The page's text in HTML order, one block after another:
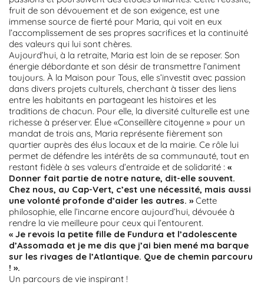
fruit de son dévouement et de son exigence, est une
immense source de fierté pour Maria, qui voit en eux
l’accomplissement de ses propres sacrifices et la continuité
des valeurs qui lui sont chères.
Aujourd’hui, à la retraite, Maria est loin de se reposer. Son
énergie débordante et son désir de transmettre l’animent
toujours. À la Maison pour Tous, elle s’investit avec passion
dans divers projets culturels, cherchant à tisser des liens
entre les habitants en partageant les histoires et les
traditions de chacun. Pour elle, la diversité culturelle est une
richesse à préserver. Élue «Conseillère citoyenne » pour un
mandat de trois ans, Maria représente fièrement son
quartier auprès des élus locaux et de la mairie. Ce rôle lui
permet de défendre les intérêts de sa communauté, tout en
restant fidèle à ses valeurs d’entraide et de solidarité : «
Donner fait partie de notre nature, dit-elle souvent.
Chez nous, au Cap-Vert, c’est une nécessité, mais aussi
une volonté profonde d’aider les autres. » Cette
philosophie, elle l’incarne encore aujourd’hui, dévouée à
rendre la vie meilleure pour ceux qui l’entourent.
« Je revois la petite fille de Fundura et l’adolescente
d’Assomada et je me dis que j’ai bien mené ma barque
sur les rivages de l’Atlantique. Que de chemin parcouru
! ».
Un parcours de vie inspirant !